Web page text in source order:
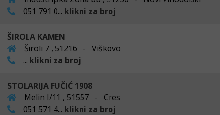
051 791 0... klikni za broj
ŠIROLA KAMEN
Široli 7 , 51216 - Viškovo
... klikni za broj
STOLARIJA FUČIĆ 1908
Melin I/11 , 51557 - Cres
051 571 4... klikni za broj